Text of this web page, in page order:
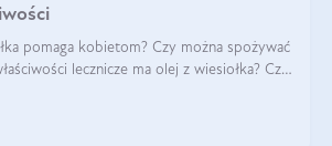
pomaga kobietom? Czy można spożywać
lecznicze ma olej z wiesiołka? Czy